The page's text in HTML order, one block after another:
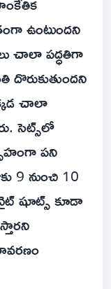
ఉంటుందని
చాలా పద్ధతిగా
చాలా
సెట్స్‌లో
పని
9 నుంచి 10
షూట్స్ కూడా